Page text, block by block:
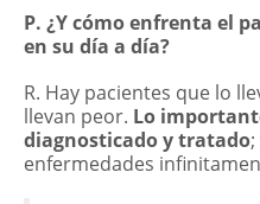
P. ¿Y cómo enfrenta el
en su día a día?
R. Hay pacientes que lo
llevan peor. Lo
diagnosticado y tratado
enfermedades